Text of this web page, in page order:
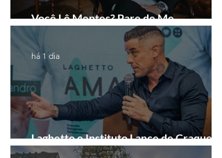
Você Lê Mentes? Pare de Me
Laghetto e Instituto Lance de Craque
firmam parceria em Porto Alegre
há 1 dia